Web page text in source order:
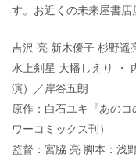
す。お近くの未来屋書店
吉沢 亮 新木優子 杉野遥
水上剣星 大幡しえり ・
演）／岸谷五朗
原作：白石ユキ『あの
ワーコミックス刊）
監督：宮脇 亮 脚本：浅